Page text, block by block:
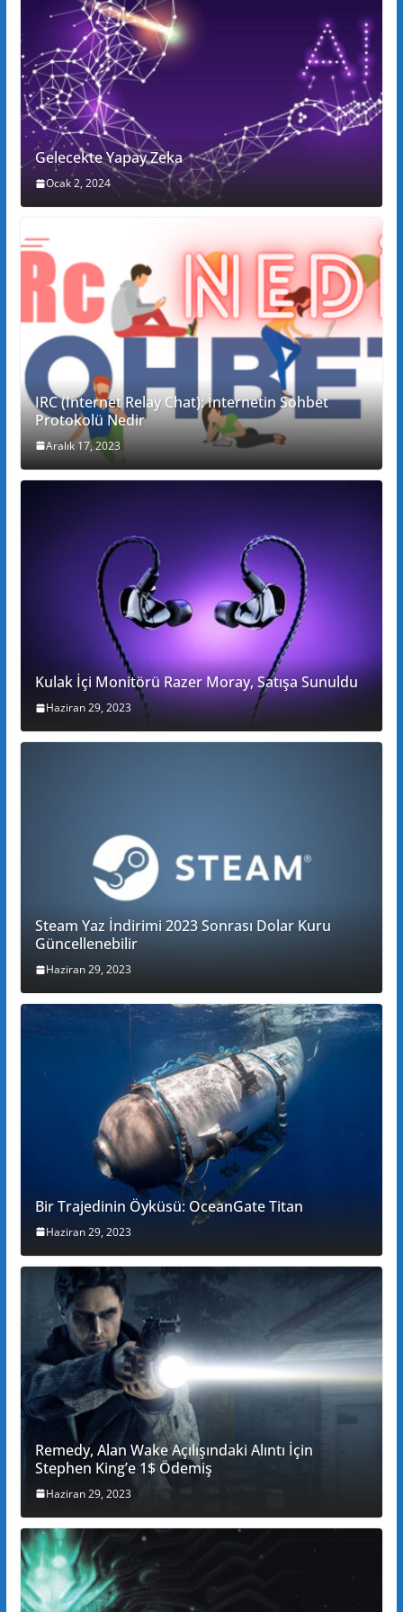
Gelecekte Yapay Zeka
Ocak 2, 2024
IRC (Internet Relay Chat): İnternetin Sohbet
Protokolü Nedir
Aralık 17, 2023
Kulak İçi Monitörü Razer Moray, Satışa Sunuldu
Haziran 29, 2023
Steam Yaz İndirimi 2023 Sonrası Dolar Kuru
Güncellenebilir
Haziran 29, 2023
Bir Trajedinin Öyküsü: OceanGate Titan
Haziran 29, 2023
Remedy, Alan Wake Açılışındaki Alıntı İçin
Stephen King’e 1$ Ödemiş
Haziran 29, 2023